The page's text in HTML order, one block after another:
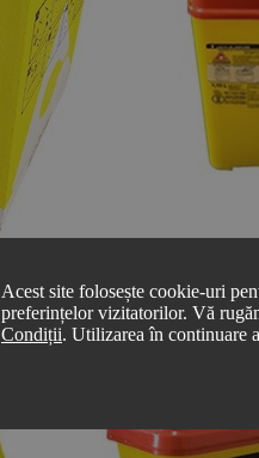
Acest site folosește cookie-uri
preferințelor vizitatorilor. Vă
Condiții. Utilizarea în continuare